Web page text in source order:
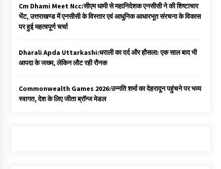
Cm Dhami Meet Ncc:सीएम धामी से महानिदेशक एनसीसी ने की शिष्टाचार
भेंट, उत्तराखण्ड में एनसीसी के विस्तार एवं आधुनिक आधारभूत संरचना के विकास
पर हुई महत्वपूर्ण चर्चा
Dharali Apda Uttarkashi:धराली का दर्द और हौसला: एक साल बाद भी
आपदा के जख्म, लेकिन लौट रही रौनक
Commonwealth Games 2026:उन्नति शर्मा का देहरादून पहुंचने पर भव्य
स्वागत, देश के लिए जीता ब्रॉन्ज मेडल